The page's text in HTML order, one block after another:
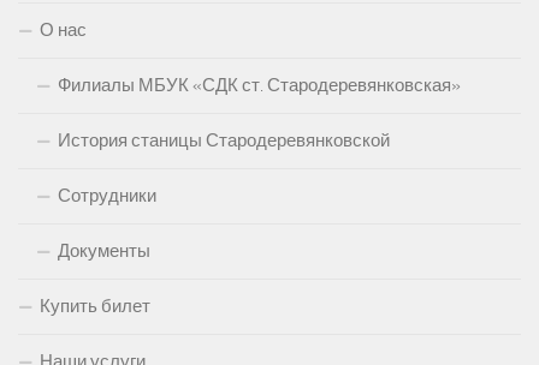
О нас
Филиалы МБУК «СДК ст. Стародеревянковская»
История станицы Стародеревянковской
Сотрудники
Документы
Купить билет